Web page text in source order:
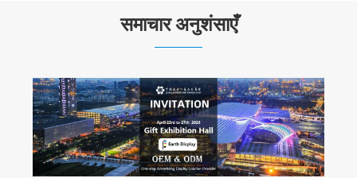
समाचार अनुशंसाएँ
एक पॉप अप वॉल आपके इवेंट और मार्केटिंग अनुभव को
कैसे बदल देती है?